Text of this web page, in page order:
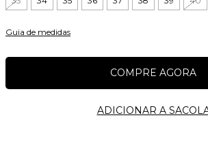
Guia de medidas